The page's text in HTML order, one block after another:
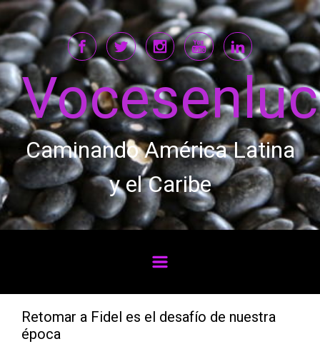
Saltar al contenido principal
Caminando América Latina
y el Caribe
Retomar a Fidel es el desafío de nuestra
época